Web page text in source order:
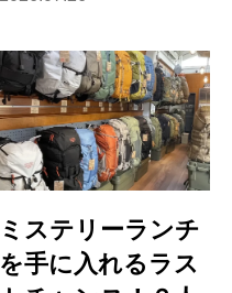
ミステリーランチ
を手に入れるラス